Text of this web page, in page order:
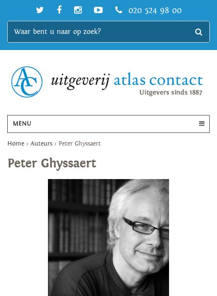
020 524 98 00
MENU
Home > Auteurs > Peter Ghyssaert
Peter Ghyssaert